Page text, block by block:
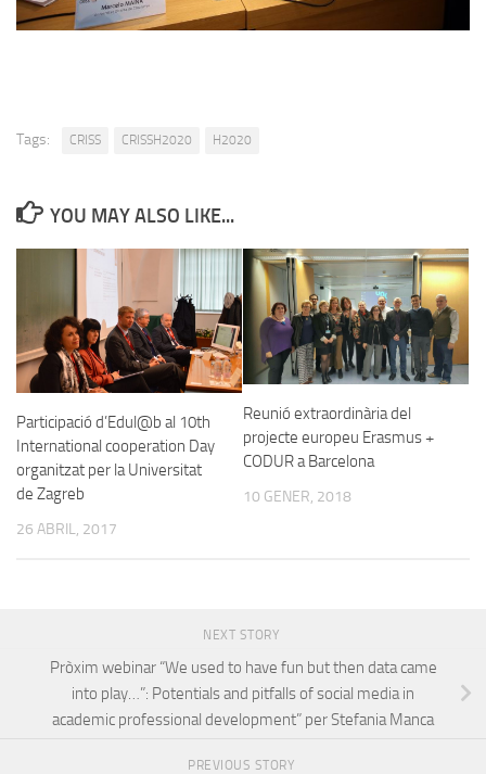
Tags: CRISS CRISSH2020 H2020
YOU MAY ALSO LIKE...
Participació d’Edul@b al 10th
International cooperation Day
organitzat per la Universitat
de Zagreb
26 ABRIL, 2017
Reunió extraordinària del
projecte europeu Erasmus +
CODUR a Barcelona
10 GENER, 2018
NEXT STORY
Pròxim webinar “We used to have fun but then data came
into play…”: Potentials and pitfalls of social media in
academic professional development” per Stefania Manca
PREVIOUS STORY